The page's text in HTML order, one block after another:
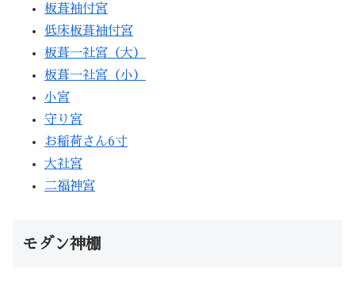
板葺袖付宮
低床板葺袖付宮
板葺一社宮（大）
板葺一社宮（小）
小宮
守り宮
お稲荷さん6寸
大社宮
二福神宮
モダン神棚